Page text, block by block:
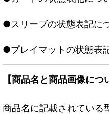
●スリーブの状態表記に
●プレイマットの状態表
【商品名と商品画像につ
商品名に記載されている